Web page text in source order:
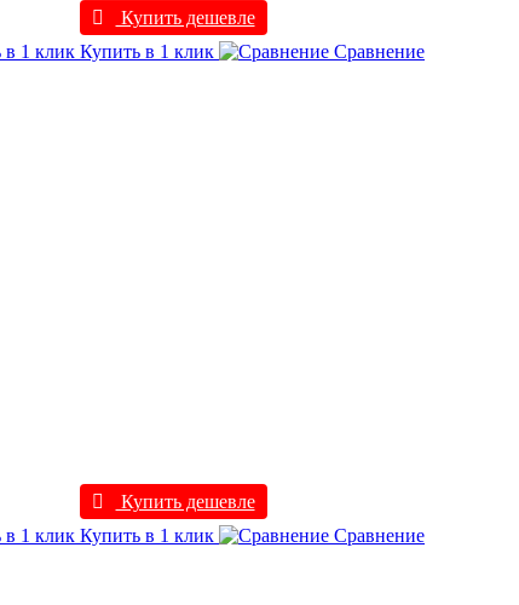
Купить дешевле
Купить в 1 клик
Сравнение
Купить дешевле
Купить в 1 клик
Сравнение